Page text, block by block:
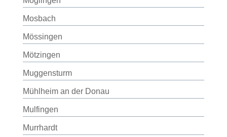
Mosbach
Mössingen
Mötzingen
Muggensturm
Mühlheim an der Donau
Mulfingen
Murrhardt